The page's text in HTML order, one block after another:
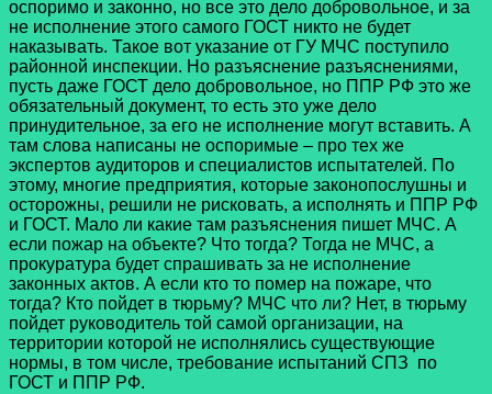
оспоримо и законно, но все это дело добровольное, и за
не исполнение этого самого ГОСТ никто не будет
наказывать. Такое вот указание от ГУ МЧС поступило
районной инспекции. Но разъяснение разъяснениями,
пусть даже ГОСТ дело добровольное, но ППР РФ это же
обязательный документ, то есть это уже дело
принудительное, за его не исполнение могут вставить. А
там слова написаны не оспоримые – про тех же
экспертов аудиторов и специалистов испытателей. По
этому, многие предприятия, которые законопослушны и
осторожны, решили не рисковать, а исполнять и ППР РФ
и ГОСТ. Мало ли какие там разъяснения пишет МЧС. А
если пожар на объекте? Что тогда? Тогда не МЧС, а
прокуратура будет спрашивать за не исполнение
законных актов. А если кто то помер на пожаре, что
тогда? Кто пойдет в тюрьму? МЧС что ли? Нет, в тюрьму
пойдет руководитель той самой организации, на
территории которой не исполнялись существующие
нормы, в том числе, требование испытаний СПЗ по
ГОСТ и ППР РФ.